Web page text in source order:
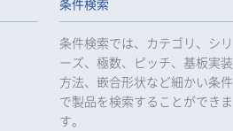
条件検索
条件検索では、カテゴリ、シリ
ーズ、極数、ピッチ、基板実装
方法、嵌合形状など細かい条件
で製品を検索することができま
す。